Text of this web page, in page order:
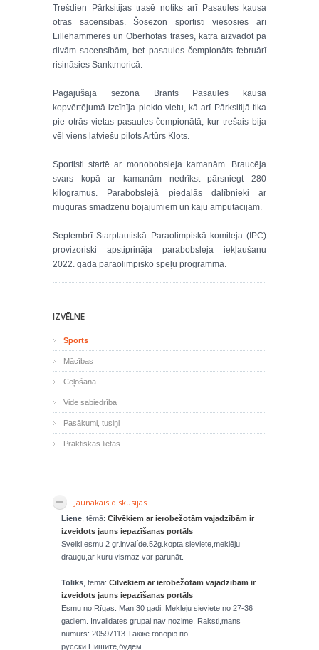
Trešdien Pārksitijas trasē notiks arī Pasaules kausa
otrās sacensības. Šosezon sportisti viesosies arī
Lillehammeres un Oberhofas trasēs, katrā aizvadot pa
divām sacensībām, bet pasaules čempionāts februārī
risināsies Sanktmoricā.
Pagājušajā sezonā Brants Pasaules kausa
kopvērtējumā izcīnīja piekto vietu, kā arī Pārksitijā tika
pie otrās vietas pasaules čempionātā, kur trešais bija
vēl viens latviešu pilots Artūrs Klots.
Sportisti startē ar monobobsleja kamanām. Braucēja
svars kopā ar kamanām nedrīkst pārsniegt 280
kilogramus. Parabobslejā piedalās dalībnieki ar
muguras smadzeņu bojājumiem un kāju amputācijām.
Septembrī Starptautiskā Paraolimpiskā komiteja (IPC)
provizoriski apstiprināja parabobsleja iekļaušanu
2022. gada paraolimpisko spēļu programmā.
IZVĒLNE
Sports
Mācības
Ceļošana
Vide sabiedrība
Pasākumi, tusiņi
Praktiskas lietas
Jaunākais diskusijās
Liene , tēmā: Cilvēkiem ar ierobežotām vajadzībām ir
izveidots jauns iepazīšanas portāls
Sveiki,esmu 2 gr.invalíde.52g.kopta sieviete,meklēju
draugu,ar kuru vismaz var parunāt.
Toliks , tēmā: Cilvēkiem ar ierobežotām vajadzībām ir
izveidots jauns iepazīšanas portāls
Esmu no Rīgas. Man 30 gadi. Mekleju sieviete no 27-36
gadiem. Invalidates grupai nav nozime. Raksti,mans
numurs: 20597113.Также говорю по
русски.Пишите,будем...